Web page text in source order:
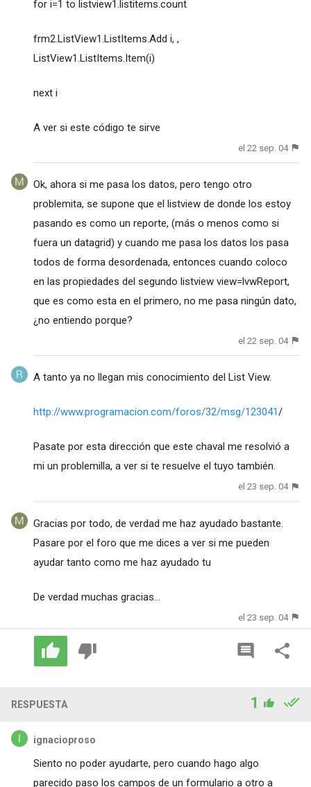
for i=1 to listview1.listitems.count
frm2.ListView1.ListItems.Add i, ,
ListView1.ListItems.Item(i)
next i
A ver si este código te sirve
el 22 sep. 04
Ok, ahora si me pasa los datos, pero tengo otro
problemita, se supone que el listview de donde los estoy
pasando es como un reporte, (más o menos como si
fuera un datagrid) y cuando me pasa los datos los pasa
todos de forma desordenada, entonces cuando coloco
en las propiedades del segundo listview view=lvwReport,
que es como esta en el primero, no me pasa ningún dato,
¿no entiendo porque?
el 22 sep. 04
A tanto ya no llegan mis conocimiento del List View.
http://www.programacion.com/foros/32/msg/123041/
Pasate por esta dirección que este chaval me resolvió a
mi un problemilla, a ver si te resuelve el tuyo también.
el 23 sep. 04
Gracias por todo, de verdad me haz ayudado bastante.
Pasare por el foro que me dices a ver si me pueden
ayudar tanto como me haz ayudado tu
De verdad muchas gracias...
el 23 sep. 04
RESPUESTA 1
ignacioproso
Siento no poder ayudarte, pero cuando hago algo
parecido paso los campos de un formulario a otro a